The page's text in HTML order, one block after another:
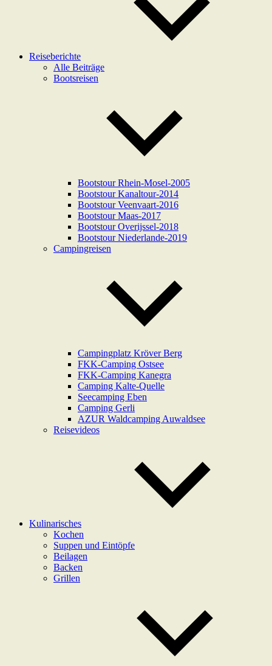
Reiseberichte
Alle Beiträge
Bootsreisen
Bootstour Rhein-Mosel-2005
Bootstour Kanaltour-2014
Bootstour Veenvaart-2016
Bootstour Maas-2017
Bootstour Overijssel-2018
Bootstour Niederlande-2019
Campingreisen
Campingplatz Kröver Berg
FKK-Camping Ostsee
FKK-Camping Kanegra
Camping Kalte-Quelle
Seecamping Eben
Camping Gerli
AZUR Waldcamping Auwaldsee
Reisevideos
Kulinarisches
Kochen
Suppen und Eintöpfe
Beilagen
Backen
Grillen